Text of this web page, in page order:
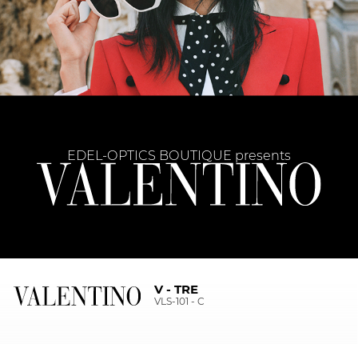
EDEL-OPTICS BOUTIQUE presents
V - TRE
VLS-101 - C